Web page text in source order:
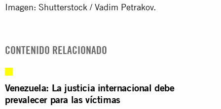
Imagen: Shutterstock / Vadim Petrakov.
CONTENIDO RELACIONADO
Venezuela: La justicia internacional debe
prevalecer para las víctimas